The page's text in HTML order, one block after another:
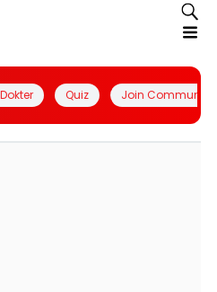
Quiz Join Community